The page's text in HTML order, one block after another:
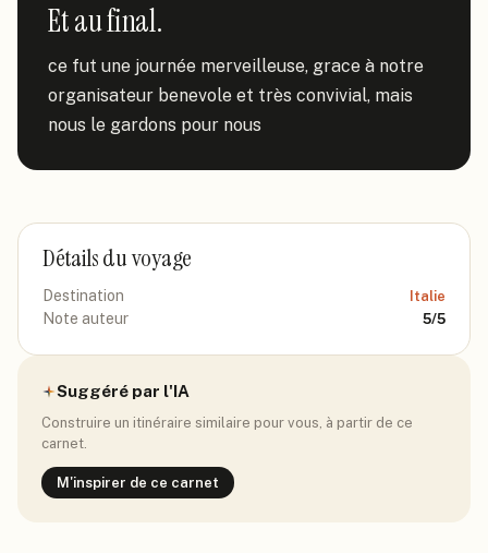
Et au final.
ce fut une journée merveilleuse, grace à notre
organisateur benevole et très convivial, mais
nous le gardons pour nous
Détails du voyage
Destination Italie
Note auteur 5/5
Suggéré par l'IA
Construire un itinéraire similaire pour vous, à partir de ce
carnet.
M'inspirer de ce carnet